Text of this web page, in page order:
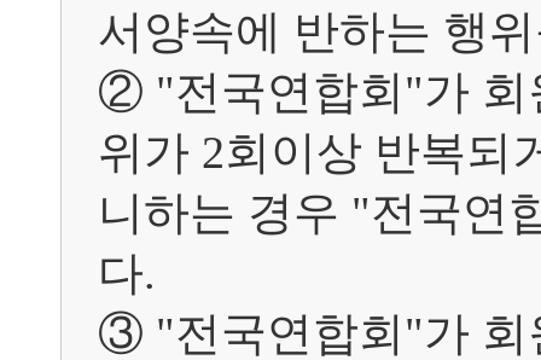
서양속에 반하는 행
② "전국연합회"가 회
위가 2회이상 반복되
니하는 경우 "전국연
다.
③ "전국연합회"가 회